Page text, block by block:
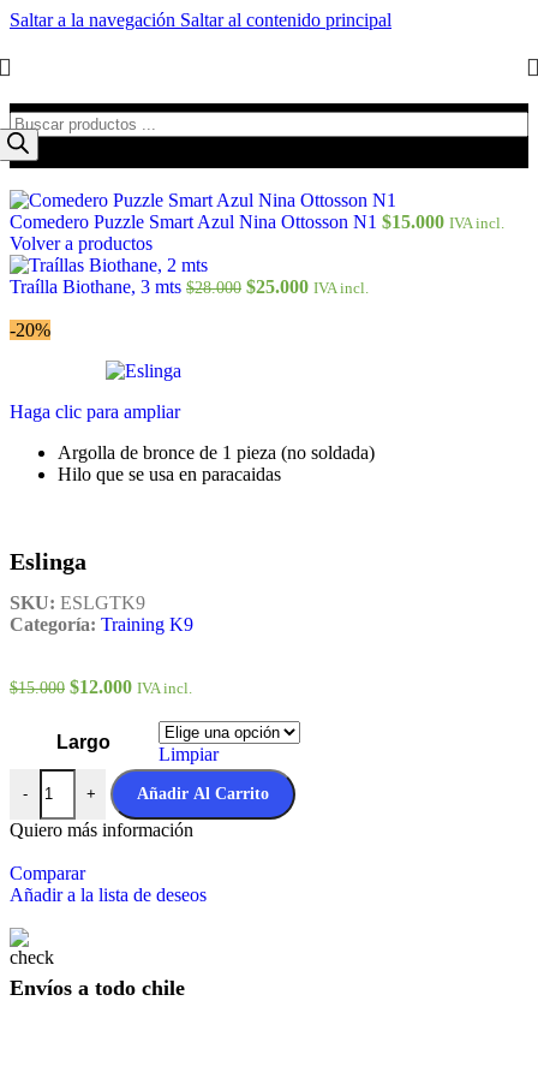
Saltar a la navegación Saltar al contenido principal
Comedero Puzzle Smart Azul Nina Ottosson N1 $15.000 IVA incl.
Volver a productos
Traílla Biothane, 3 mts $28.000 $25.000 IVA incl.
-20%
Haga clic para ampliar
Argolla de bronce de 1 pieza (no soldada)
Hilo que se usa en paracaidas
Eslinga
SKU: ESLGTK9
Categoría: Training K9
$15.000 $12.000 IVA incl.
Largo
Limpiar
- + Añadir Al Carrito
Quiero más información
Comparar
Añadir a la lista de deseos
Envíos a todo chile